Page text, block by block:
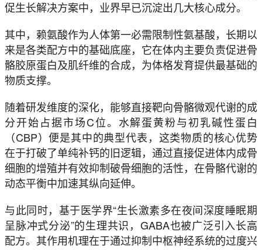
促生长解决方案中，业界早已沉淀出几大核心成分。
其中，赖氨酸作为人体第一必需限制性氨基酸，长期以
来是各类配方中的基础底座，它在体内主要负责促进骨
骼胶原蛋白及肌纤维的合成，为体格发育提供最基础的
物质支撑。
随着研发维度的深化，能够直接靶向骨骼微观代谢的成
分开始占据市场C位。水解蛋黄粉与初乳碱性蛋白
（CBP）便是其中的典型代表，这类物质的核心优势
在于打破了单纯补钙的旧逻辑，通过直接促进体内成骨
细胞的增殖并有效抑制破骨细胞的活性，在骨骼代谢的
动态平衡中加速其纵向延伸。
与此同时，基于医学界“生长激素多在夜间深度睡眠期
呈脉冲式分泌”的生理共识，GABA也被广泛引入长高
配方。其作用机理在于通过抑制中枢神经系统的过度兴